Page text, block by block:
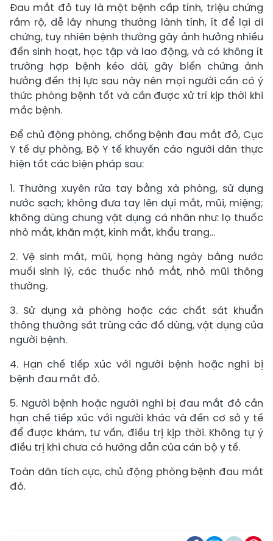
Đau mắt đỏ tuy là một bệnh cấp tính, triệu chứng
rầm rộ, dễ lây nhưng thường lành tính, ít để lại di
chứng, tuy nhiên bệnh thường gây ảnh hưởng nhiều
đến sinh hoạt, học tập và lao động, và có không ít
trường hợp bệnh kéo dài, gây biến chứng ảnh
hưởng đến thị lực sau này nên mọi người cần có ý
thức phòng bệnh tốt và cần được xử trí kịp thời khi
mắc bệnh.
Để chủ động phòng, chống bệnh đau mắt đỏ, Cục
Y tế dự phòng, Bộ Y tế khuyến cáo người dân thực
hiện tốt các biện pháp sau:
1. Thường xuyên rửa tay bằng xà phòng, sử dụng
nước sạch; không đưa tay lên dụi mắt, mũi, miệng;
không dùng chung vật dụng cá nhân như: lọ thuốc
nhỏ mắt, khăn mặt, kính mắt, khẩu trang…
2. Vệ sinh mắt, mũi, họng hàng ngày bằng nước
muối sinh lý, các thuốc nhỏ mắt, nhỏ mũi thông
thường.
3. Sử dụng xà phòng hoặc các chất sát khuẩn
thông thường sát trùng các đồ dùng, vật dụng của
người bệnh.
4. Hạn chế tiếp xúc với người bệnh hoặc nghi bị
bệnh đau mắt đỏ.
5. Người bệnh hoặc người nghi bị đau mắt đỏ cần
hạn chế tiếp xúc với người khác và đến cơ sở y tế
để được khám, tư vấn, điều trị kịp thời. Không tự ý
điều trị khi chưa có hướng dẫn của cán bộ y tế.
Toàn dân tích cực, chủ động phòng bệnh đau mắt
đỏ.